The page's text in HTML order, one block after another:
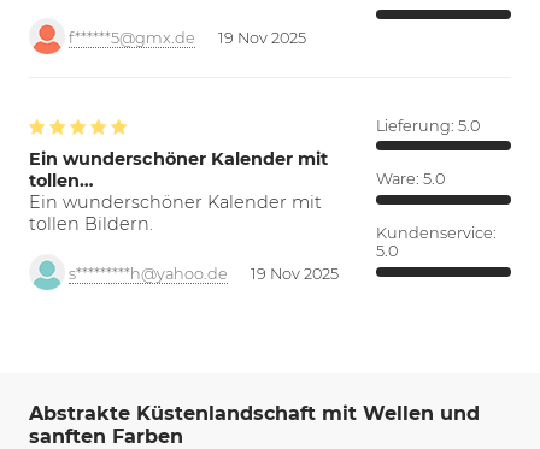
f******5@gmx.de 19 Nov 2025
Ein wunderschöner Kalender mit
tollen…
Ein wunderschöner Kalender mit
tollen Bildern.
s*********h@yahoo.de 19 Nov 2025
Lieferung: 5.0
Ware: 5.0
Kundenservice:
5.0
Abstrakte Küstenlandschaft mit Wellen und
sanften Farben